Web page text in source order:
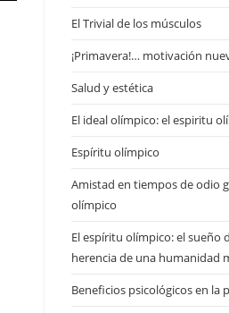
El Trivial de los músculos
¡Primavera!… motivación
Salud y estética
El ideal olímpico: el espiritu
Espíritu olímpico
Amistad en tiempos de odio
olímpico
El espíritu olímpico: el sueño
herencia de una humanidad
Beneficios psicológicos en la